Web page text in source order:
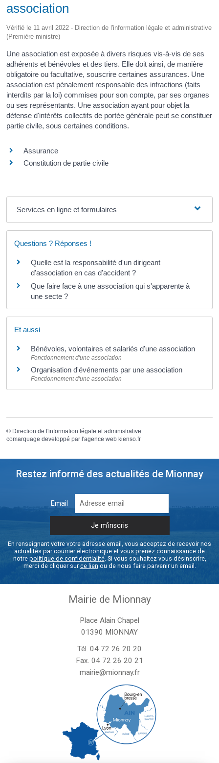
association
Vérifié le 11 avril 2022 - Direction de l'information légale et administrative
(Première ministre)
Une association est exposée à divers risques vis-à-vis de ses
adhérents et bénévoles et des tiers. Elle doit ainsi, de manière
obligatoire ou facultative, souscrire certaines assurances. Une
association est pénalement responsable des infractions (faits
interdits par la loi) commises pour son compte, par ses organes
ou ses représentants. Une association ayant pour objet la
défense d'intérêts collectifs de portée générale peut se constituer
partie civile, sous certaines conditions.
Assurance
Constitution de partie civile
Services en ligne et formulaires
Questions ? Réponses !
Quelle est la responsabilité d'un dirigeant
d'association en cas d'accident ?
Que faire face à une association qui s'apparente à
une secte ?
Et aussi
Bénévoles, volontaires et salariés d'une association
Fonctionnement d'une association
Organisation d'événements par une association
Fonctionnement d'une association
© Direction de l'information légale et administrative
comarquage developpé par l'agence web kienso.fr
Restez informé des actualités de Mionnay
Email
En renseignant votre votre adresse email, vous acceptez de recevoir nos
actualités par courrier électronique et vous prenez connaissance de
notre politique de confidentialité. Si vous souhaitez vous désinscrire,
merci de cliquer surce lien ou de nous faire parvenir un email.
Mairie de Mionnay
Place Alain Chapel
01390 MIONNAY
Tél. 04 72 26 20 20
Fax. 04 72 26 20 21
mairie@mionnay.fr